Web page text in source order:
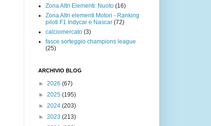
Zona Altri Elementi: Nuoto (16)
Zona Altri elementi Motori - Ranking
piloti F1 Indycar e Nascar (72)
calciomercato (3)
fasce sorteggio champions league
(25)
ARCHIVIO BLOG
► 2026 (67)
► 2025 (195)
► 2024 (203)
► 2023 (213)